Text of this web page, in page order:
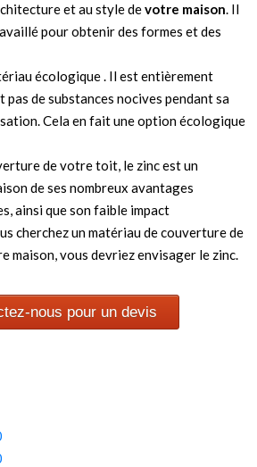
et au style devotre maison. Il
pour obtenir des formes et des
écologique . Il est entièrement
de substances nocives pendant sa
Cela en fait une option écologique
de votre toit, le zinc est un
de ses nombreux avantages
ainsi que son faible impact
cherchez un matériau de couverture de
maison, vous devriez envisager le zinc.
nous pour un devis